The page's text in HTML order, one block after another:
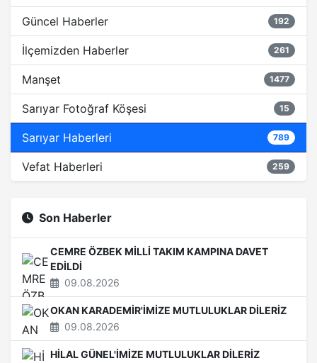
Güncel Haberler 192
İlçemizden Haberler 261
Manşet 1477
Sarıyar Fotoğraf Köşesi 15
Sarıyar Haberleri 789
Vefat Haberleri 259
Son Haberler
CEMRE ÖZBEK MİLLİ TAKIM KAMPINA DAVET
EDİLDİ
09.08.2026
OKAN KARADEMİR'İMİZE MUTLULUKLAR DİLERİZ
09.08.2026
HİLAL GÜNEL'İMİZE MUTLULUKLAR DİLERİZ